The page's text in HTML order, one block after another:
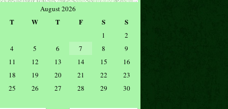
August 2026
T W T F S S
1
2
4 5 6 7 8
9
11 12 13 14 15
16
18 19 20 21 22
23
25 26 27 28 29
30